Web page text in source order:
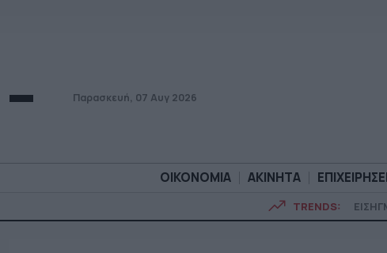
Παρασκευή, 07 Αυγ 2026
ΟΙΚΟΝΟΜΙΑ ΑΚΙΝΗΤΑ
TRENDS: